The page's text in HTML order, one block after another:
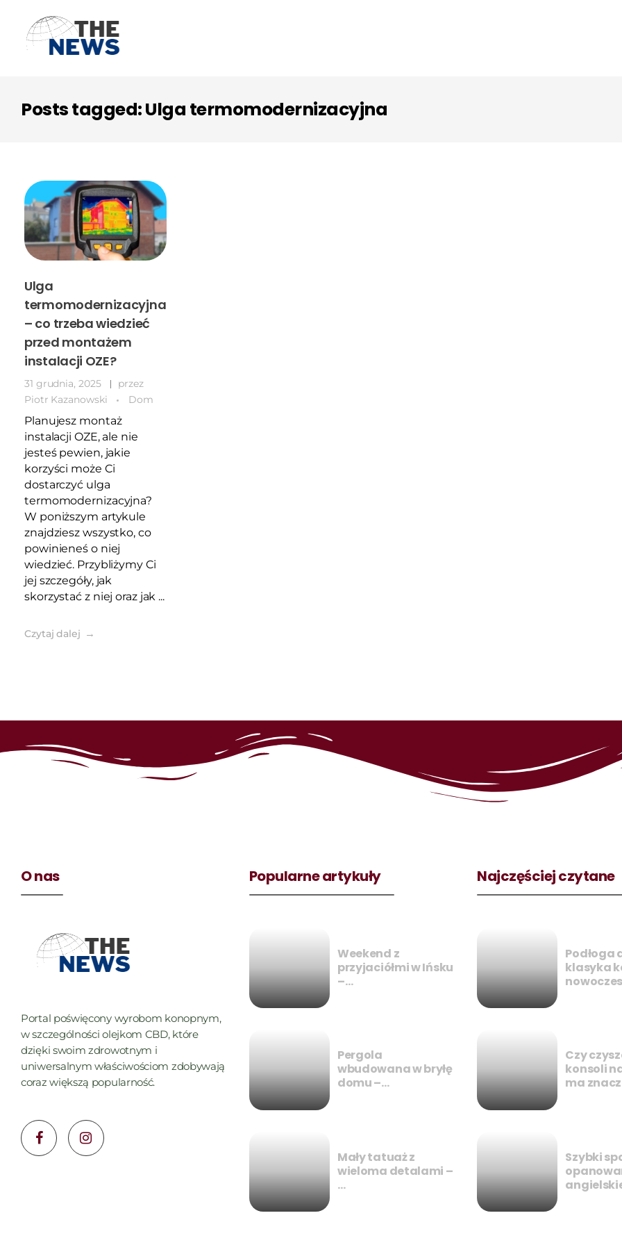
Posts tagged: Ulga termomodernizacyjna
Ulga
termomodernizacyjna
– co trzeba wiedzieć
przed montażem
instalacji OZE?
31 grudnia, 2025
przez
Piotr Kazanowski
Dom
Planujesz montaż
instalacji OZE, ale nie
jesteś pewien, jakie
korzyści może Ci
dostarczyć ulga
termomodernizacyjna?
W poniższym artykule
znajdziesz wszystko, co
powinieneś o niej
wiedzieć. Przybliżymy Ci
jej szczegóły, jak
skorzystać z niej oraz jak ...
Czytaj dalej
O nas
Portal poświęcony wyrobom konopnym,
w szczególności olejkom CBD, które
dzięki swoim zdrowotnym i
uniwersalnym właściwościom zdobywają
coraz większą popularność.
Popularne artykuły
Weekend z
przyjaciółmi w Ińsku
–…
Pergola
wbudowana w bryłę
domu –…
Mały tatuaż z
wieloma detalami –
…
Najczęściej czytane
Podłoga
klasyka
Czy
konsoli
ma
Szybki